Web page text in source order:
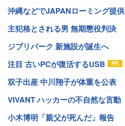
沖縄などでJAPANローミング提供
主犯格とされる男 無期懲役判決
ジブリパーク 新施設が誕生へ
注目 古いPCが復活するUSB
双子出産 中川翔子が体重を公表
VIVANT ハッカーの不自然な言動
小木博明「親父が死んだ」報告